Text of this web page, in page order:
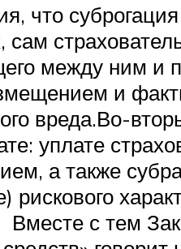
что
между ним
и
вреда.Во-
уплате
а также
с тем